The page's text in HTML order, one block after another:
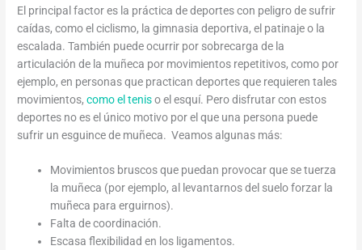
El principal factor es la práctica de deportes con peligro de sufrir
caídas, como el ciclismo, la gimnasia deportiva, el patinaje o la
escalada. También puede ocurrir por sobrecarga de la
articulación de la muñeca por movimientos repetitivos, como por
ejemplo, en personas que practican deportes que requieren tales
movimientos,como el teniso el esquí. Pero disfrutar con estos
deportes no es el único motivo por el que una persona puede
sufrir un esguince de muñeca. Veamos algunas más:
Movimientos bruscos que puedan provocar que se tuerza
la muñeca (por ejemplo, al levantarnos del suelo forzar la
muñeca para erguirnos).
Falta de coordinación.
Escasa flexibilidad en los ligamentos.